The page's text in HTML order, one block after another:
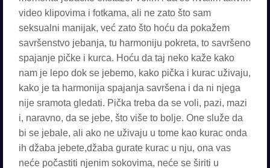
video klipovima i fotkama, ali ne zato što sam
seksualni manijak, već zato što hoću da pokažem
savršenstvo jebanja, tu harmoniju pokreta, to savršeno
spajanje pičke i kurca. Hoću da taj neko kaže kako
nam je lepo dok se jebemo, kako pička i kurac uživaju,
kako je ta harmonija spajanja savršena i da ni njega
nije sramota gledati. Pička treba da se voli, pazi, mazi
i, naravno, da se jebe, što više to bolje. One služe da
bi se jebale, ali ako ne uživaju u tome kao kurac onda
ih džaba jebete,džaba gurate kurac u nju, ona vas
neće počastiti njenim sokovima, neće se širiti u